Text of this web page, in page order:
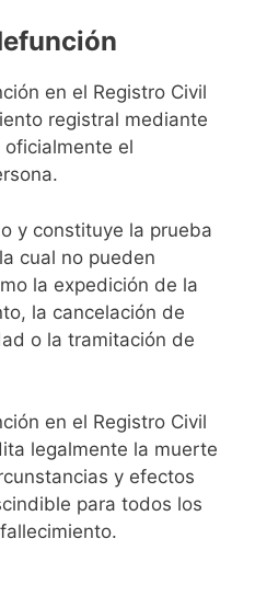
en el Registro Civil
registral mediante
el
y constituye la prueba
cual no pueden
la expedición de la
la cancelación de
o la tramitación de
en el Registro Civil
legalmente la muerte
y efectos
para todos los